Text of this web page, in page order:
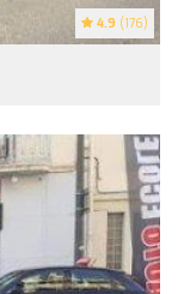
4.9 (176)